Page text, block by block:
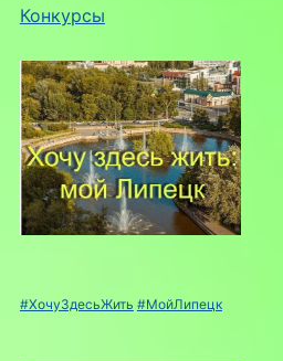
Конкурсы
#ХочуЗдесьЖить #МойЛипецк